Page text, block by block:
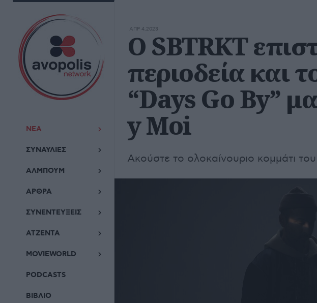
ΝΕΑ
ΣΥΝΑΥΛΙΕΣ
ΑΛΜΠΟΥΜ
ΑΡΘΡΑ
ΣΥΝΕΝΤΕΥΞΕΙΣ
ΑΤΖΕΝΤΑ
MOVIEWORLD
PODCASTS
ΒΙΒΛΙΟ
ΑΠΡ 4,2023
Ο SBTRKT
περιοδεία και
“Days Go By”
y Moi
Ακούστε το ολοκαίνουριο κομμάτι